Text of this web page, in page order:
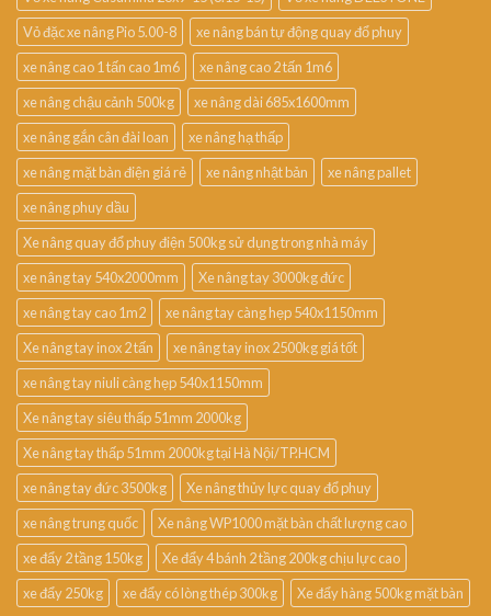
Vỏ đặc xe nâng Pio 5.00-8
xe nâng bán tự động quay đổ phuy
xe nâng cao 1 tấn cao 1m6
xe nâng cao 2 tấn 1m6
xe nâng chậu cảnh 500kg
xe nâng dài 685x1600mm
xe nâng gắn cân đài loan
xe nâng hạ thấp
xe nâng mặt bàn điện giá rẻ
xe nâng nhật bản
xe nâng pallet
xe nâng phuy dầu
Xe nâng quay đổ phuy điện 500kg sử dụng trong nhà máy
xe nâng tay 540x2000mm
Xe nâng tay 3000kg đức
xe nâng tay cao 1m2
xe nâng tay càng hẹp 540x1150mm
Xe nâng tay inox 2 tấn
xe nâng tay inox 2500kg giá tốt
xe nâng tay niuli càng hẹp 540x1150mm
Xe nâng tay siêu thấp 51mm 2000kg
Xe nâng tay thấp 51mm 2000kg tại Hà Nội/TP.HCM
xe nâng tay đức 3500kg
Xe nâng thủy lực quay đổ phuy
xe nâng trung quốc
Xe nâng WP1000 mặt bàn chất lượng cao
xe đẩy 2 tầng 150kg
Xe đẩy 4 bánh 2 tầng 200kg chịu lực cao
xe đẩy 250kg
xe đẩy có lòng thép 300kg Xe đẩy hàng 500kg mặt bàn